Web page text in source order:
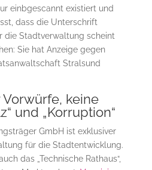
einbgescannt existiert und
dass die Unterschrift
die Stadtverwaltung scheint
Sie hat Anzeige gegen
Stralsund
keine
und „Korruption“
GmbH ist exklusiver
für die Stadtentwicklung.
das „Technische Rathaus“,